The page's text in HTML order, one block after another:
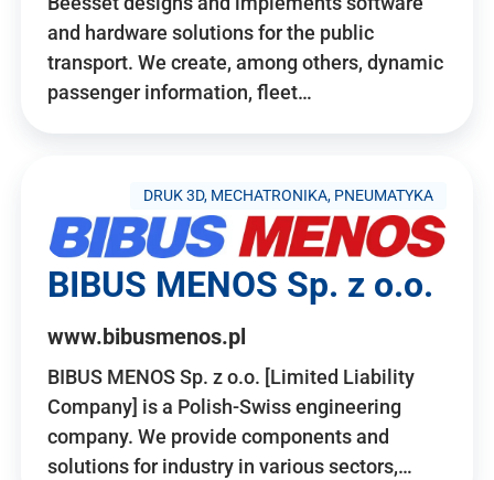
and hardware solutions for the public
transport. We create, among others, dynamic
passenger information, fleet…
DRUK 3D, MECHATRONIKA, PNEUMATYKA
BIBUS MENOS Sp. z o.o.
www.bibusmenos.pl
BIBUS MENOS Sp. z o.o. [Limited Liability
Company] is a Polish-Swiss engineering
company. We provide components and
solutions for industry in various sectors,…